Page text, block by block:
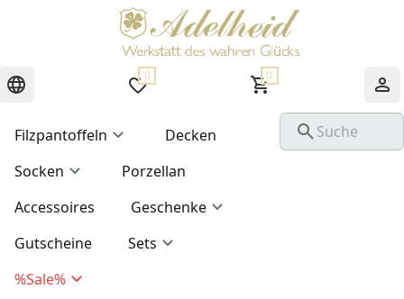
0 0
Filzpantoffeln
Decken
Socken
Porzellan
Accessoires
Geschenke
Gutscheine
Sets
%Sale%